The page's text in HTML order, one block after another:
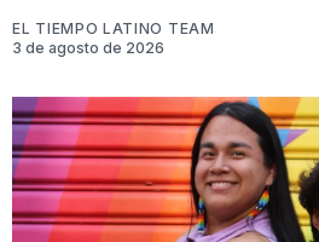
EL TIEMPO LATINO TEAM
3 de agosto de 2026